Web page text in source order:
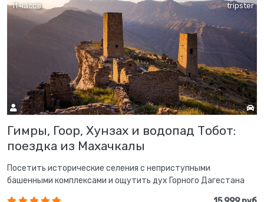
tripster
11 часов
Гимры, Гоор, Хунзах и водопад Тобот:
поездка из Махачкалы
Посетить исторические селения с неприступными
башенными комплексами и ощутить дух Горного Дагестана